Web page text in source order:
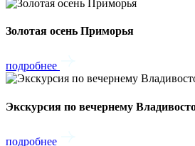
Золотая осень Приморья
подробнее
Экскурсия по вечернему
подробнее